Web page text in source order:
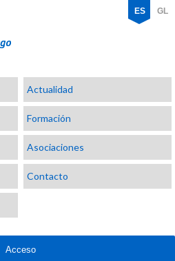
ES GL
Actualidad
Formación
Asociaciones
Contacto
Acceso